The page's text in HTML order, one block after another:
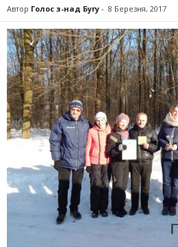
Автор Голос з-над Бугу - 8 Березня, 2017